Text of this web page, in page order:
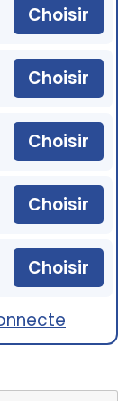
Choisir
Choisir
Choisir
Choisir
Choisir